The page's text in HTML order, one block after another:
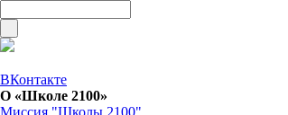
ВКонтакте
О «Школе 2100»
Миссия "Школы 2100"